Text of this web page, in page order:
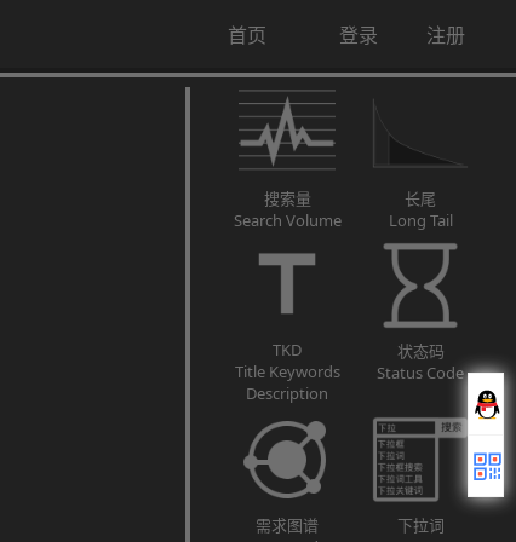
首页 登录 注册
搜索量
Search Volume
长尾
Long Tail
TKD
Title Keywords
Description
状态码
Status Code
需求图谱
下拉词